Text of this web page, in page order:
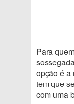
Para
opção é a
tem que
com uma